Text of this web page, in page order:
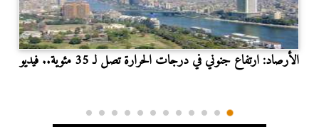
الأرصاد: ارتفاع جنوني في درجات الحرارة تصل لـ 35 مئوية.. فيديو